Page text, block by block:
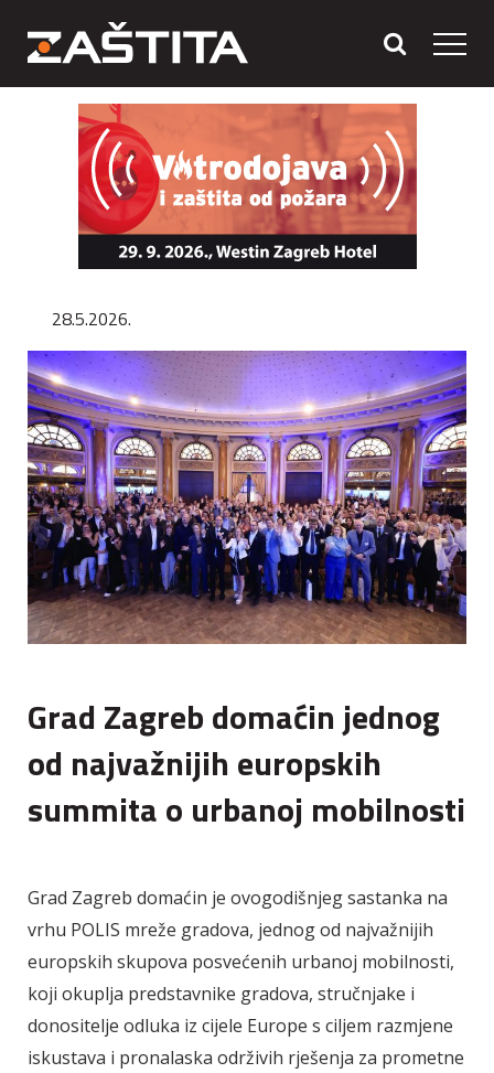
28.5.2026.
Grad Zagreb domaćin jednog
od najvažnijih europskih
summita o urbanoj mobilnosti
Grad Zagreb domaćin je ovogodišnjeg sastanka na
vrhu POLIS mreže gradova, jednog od najvažnijih
europskih skupova posvećenih urbanoj mobilnosti,
koji okuplja predstavnike gradova, stručnjake i
donositelje odluka iz cijele Europe s ciljem razmjene
iskustava i pronalaska održivih rješenja za prometne